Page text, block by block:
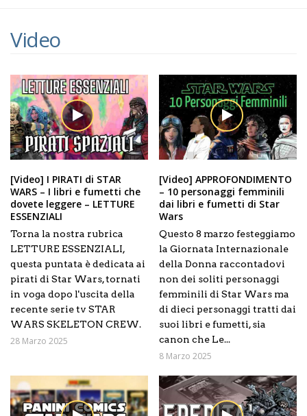
Video
[Video] I PIRATI di STAR
WARS – I libri e fumetti che
dovete leggere – LETTURE
ESSENZIALI
Torna la nostra rubrica
LETTURE ESSENZIALI,
questa puntata è dedicata ai
pirati di Star Wars, tornati
in voga dopo l'uscita della
recente serie tv STAR
WARS SKELETON CREW.
28 Marzo 2025
[Video] APPROFONDIMENTO
– 10 personaggi femminili
dai libri e fumetti di Star
Wars
Questo 8 marzo festeggiamo
la Giornata Internazionale
della Donna raccontadovi
non dei soliti personaggi
femminili di Star Wars ma
di dieci personaggi tratti dai
suoi libri e fumetti, sia
canon che Le...
8 Marzo 2025